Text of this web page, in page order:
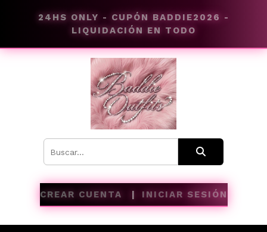
24HS ONLY - CUPÓN BADDIE2026 -
LIQUIDACIÓN EN TODO
CREAR CUENTA INICIAR SESIÓN